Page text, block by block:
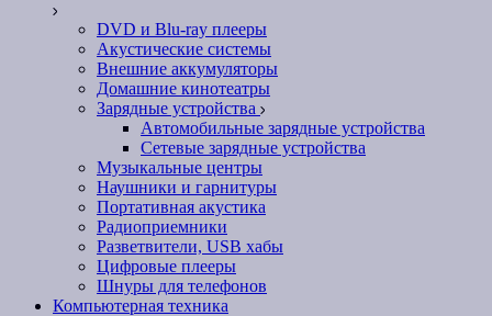
DVD и Blu-ray плееры
Акустические системы
Внешние аккумуляторы
Домашние кинотеатры
Зарядные устройства
Автомобильные зарядные устройства
Сетевые зарядные устройства
Музыкальные центры
Наушники и гарнитуры
Портативная акустика
Радиоприемники
Разветвители, USB хабы
Цифровые плееры
Шнуры для телефонов
Компьютерная техника